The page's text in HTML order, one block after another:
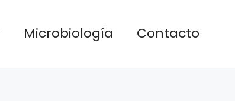
Microbiología Contacto